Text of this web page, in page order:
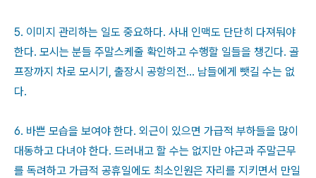
5. 이미지 관리하는 일도 중요하다. 사내 인맥도 단단히 다져둬야
한다. 모시는 분들 주말스케줄 확인하고 수행할 일들을 챙긴다. 골
프장까지 차로 모시기, 출장시 공항의전... 남들에게 뺏길 수는 없
다.
6. 바쁜 모습을 보여야 한다. 외근이 있으면 가급적 부하들을 많이
대동하고 다녀야 한다. 드러내고 할 수는 없지만 야근과 주말근무
를 독려하고 가급적 공휴일에도 최소인원은 자리를 지키면서 만일